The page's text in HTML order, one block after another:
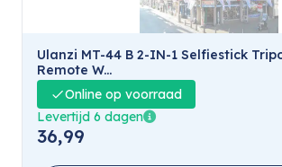
Ulanzi MT-44 B 2-IN-1 Selfiestick
Remote W...
Online op voorraad
Levertijd 6 dagen
36,99